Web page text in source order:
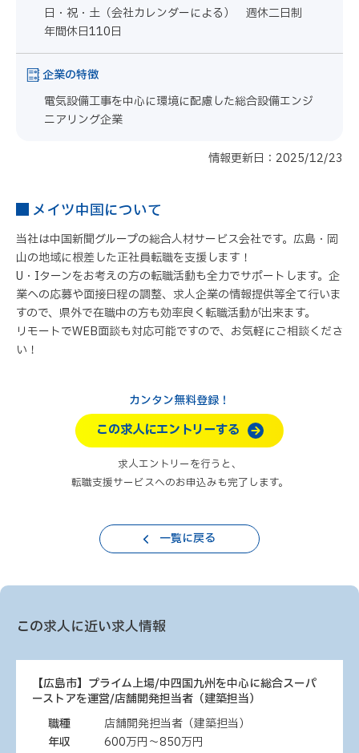
日・祝・土（会社カレンダーによる） 週休二日制
年間休日110日
企業の特徴
電気設備工事を中心に環境に配慮した総合設備エンジ
ニアリング企業
情報更新日：2025/12/23
メイツ中国について
当社は中国新聞グループの総合人材サービス会社です。広島・岡
山の地域に根差した正社員転職を支援します！
U・Iターンをお考えの方の転職活動も全力でサポートします。企
業への応募や面接日程の調整、求人企業の情報提供等全て行いま
すので、県外で在職中の方も効率良く転職活動が出来ます。
リモートでWEB面談も対応可能ですので、お気軽にご相談くださ
い！
カンタン無料登録！
この求人にエントリーする
求人エントリーを行うと、
転職支援サービスへのお申込みも完了します。
一覧に戻る
この求人に近い求人情報
【広島市】プライム上場/中四国九州を中心に総合スーパ
ーストアを運営/店舗開発担当者（建築担当）
職種
店舗開発担当者（建築担当）
年収
600万円～850万円